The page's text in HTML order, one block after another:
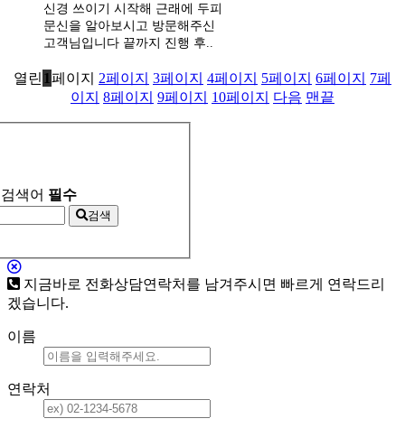
신경 쓰이기 시작해 근래에 두피
문신을 알아보시고 방문해주신
고객님입니다 끝까지 진행 후..
열린 1 페이지 2페이지 3페이지 4페이지 5페이지 6페이지 7페
이지 8페이지 9페이지 10페이지 다음 맨끝
검색어 필수
검색
지금바로 전화상담연락처를 남겨주시면 빠르게 연락드리
겠습니다.
이름
연락처